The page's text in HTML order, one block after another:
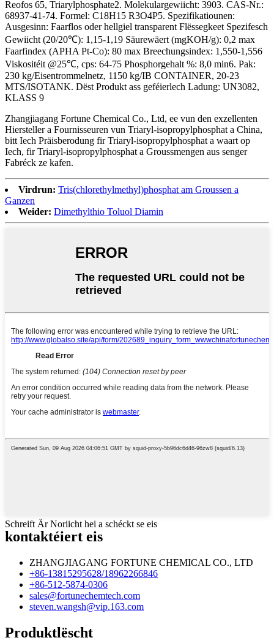
Reofos 65, Triarylphosphate2. Molekulargewiicht: 3903. CAS-Nr.:
68937-41-74. Formel: C18H15 R3O4P5. Spezifikatiounen:
Ausgesinn: Faarflos oder hellgiel transparent Flëssegkeet Spezifesch
Gewiicht (20/20℃): 1,15-1,19 Säurewäert (mgKOH/g): 0,2 max
Faarfindex (APHA Pt-Co): 80 max Breechungsindex: 1,550-1,556
Viskositéit @25℃, cps: 64-75 Phosphorgehalt %: 8,0 min6. Pak:
230 kg/Eisentrommelnetz, 1150 kg/IB CONTAINER, 20-23
MTS/ISOTANK. Dëst Produkt ass geféierlech Ladung: UN3082,
KLASS 9
Zhangjiagang Fortune Chemical Co., Ltd, ee vun den exzellenten
Hiersteller a Fournisseuren vun Triaryl-isopropylphosphat a China,
bitt Iech Präisberodung fir Triaryl-isopropylphosphat a waart op
Iech, fir Triaryl-isopropylphosphat a Groussmengen aus senger
Fabréck ze kafen.
Virdrun: Tris(chlorethylmethyl)phosphat am Groussen a
Ganzen
Weider: Dimethylthio Toluol Diamin
Schreift Är Noriicht hei a schéckt se eis
kontaktéiert eis
ZHANGJIAGANG FORTUNE CHEMICAL CO., LTD
+86-13815295628/18962266846
+86-512-5874-0306
sales@fortunechemtech.com
steven.wangsh@vip.163.com
Produktlëscht